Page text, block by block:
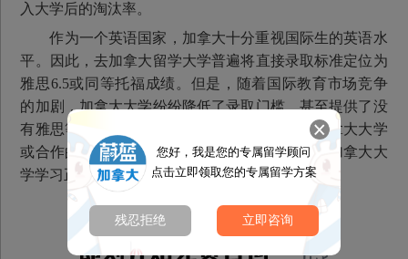
入大学后的淘汰率。
作为一个英语国家，加拿大十分重视国际生的英语水
平。因此，去加拿大留学大学普遍将直接录取标准定位为
雅思6.5或同等托福成绩。但是，随着国际教育市场竞争
的加剧，加拿大大学纷纷降低了录取门槛，甚至提供了没
有雅思等语言成绩的双录取，即国际学生先到加拿大大学
或合作的语言机构学习语言，语言通过后再进入加拿大大
学学习正课。
您好，我是您的专属留学顾问
点击立即领取您的专属留学方案
残忍拒绝 立即咨询